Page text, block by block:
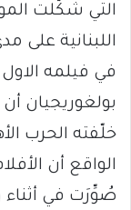
التي شكّلت
اللبنانية على
في فيلمه
بولغوريجيان
خلّفته الحرب
الواقع أن
صُوِّرَت في